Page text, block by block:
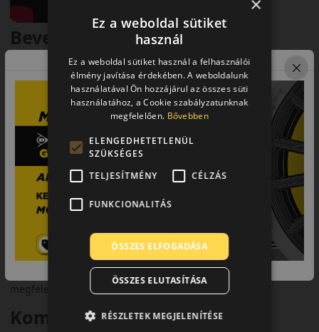
Bevezető – biztonság és
kényelem a téli közlekedésben
A Continental WinterContact TS 870P téligumi a TS870P
alternatív jelölése, azonos technológiákkal és teljesítménnyel.
Közép- és felsőkategóriás autókhoz, valamint SUV-okhoz
ajánlott, prémium biztonságot kínálva télen is.
Futófelület és tapadás
A futófelület kialakítása a havas és jeges tapadás
maximalizálására készült. A Cool Chili gumikeverék rövid
fékutat biztosít hideg körülmények között is.
Biztonsági jellemzők
A széles vízelvezető csatornák minimalizálják az aquaplaning
kockázatát. A modell 3PMSF minősítéssel rendelkezik, így
megfelel a téli előírásoknak.
Komfort és zajszint
Ez a weboldal sütiket
használ
Ez a weboldal sütiket használ a felhasználói
élmény javítása érdekében. A weboldalunk
használatával Ön hozzájárul az összes süti
használatához, a Cookie szabályzatunknak
megfelelően. Bővebben
ELENGEDHETETLENÜL
SZÜKSÉGES
TELJESÍTMÉNY
CÉLZÁS
FUNKCIONALITÁS
ÖSSZES ELFOGADÁSA
ÖSSZES ELUTASÍTÁSA
RÉSZLETEK MEGJELENÍTÉSE